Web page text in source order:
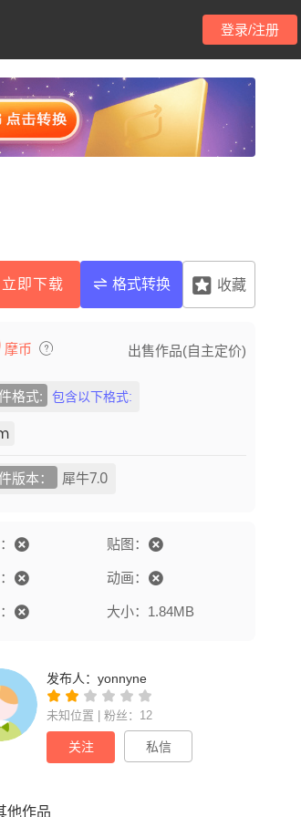
登录/注册
立即下载 格式转换 收藏
摩币 出售作品(自主定价)
格式: 包含以下格式:
版本： 犀牛7.0
贴图：
动画：
大小：1.84MB
发布人：yonnyne
未知位置 | 粉丝：12
关注 私信
他作品